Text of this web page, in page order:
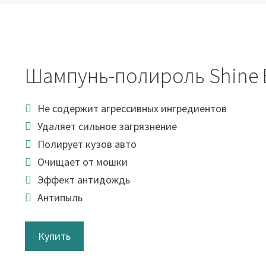
Шампунь-полироль Shine
Не содержит агрессивных ингредиентов
Удаляет сильное загрязнение
Полирует кузов авто
Очищает от мошки
Эффект антидождь
Антипыль
Купить